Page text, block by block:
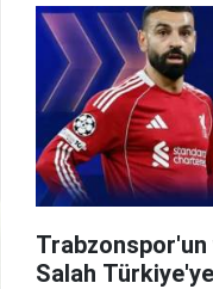
Trabzonspor'un
Salah